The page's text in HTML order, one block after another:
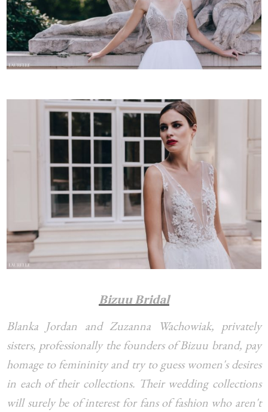
Bizuu Bridal
Blanka Jordan and Zuzanna Wachowiak, privately
sisters, professionally the founders of Bizuu brand, pay
homage to femininity and try to guess women's desires
in each of their collections. Their wedding collections
will surely be of interest for fans of fashion who aren't